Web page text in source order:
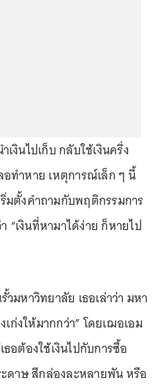
งินไปเก็บ กลับใช้เงินครึ่ง
ทำหาย เหตุการณ์เล็ก ๆ นี้
มตั้งคำถามกับพฤติกรรมการ
“เงินที่หามาได้ง่าย ก็หายไป
มหาวิทยาลัย เธอเล่าว่า มหา
ก่งให้มากกว่า” โดยเฌอเอม
อต้องใช้เงินไปกับการซื้อ
ดาษ สีกล่องละหลายพัน หรือ